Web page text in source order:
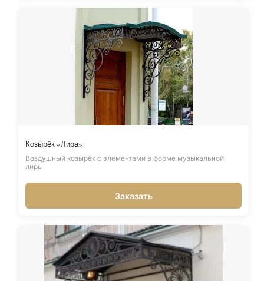
Козырёк «Лира»
Воздушный козырёк с элементами в форме музыкальной
лиры
Заказать